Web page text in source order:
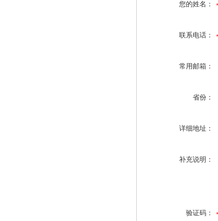
您的姓名：
联系电话：
常用邮箱：
省份：
详细地址：
补充说明：
验证码：